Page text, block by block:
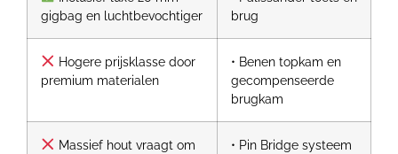
gigbag en luchtbevochtiger
brug
Hogere prijsklasse door
premium materialen
• Benen topkam en
gecompenseerde
brugkam
Massief hout vraagt om
• Pin Bridge systeem